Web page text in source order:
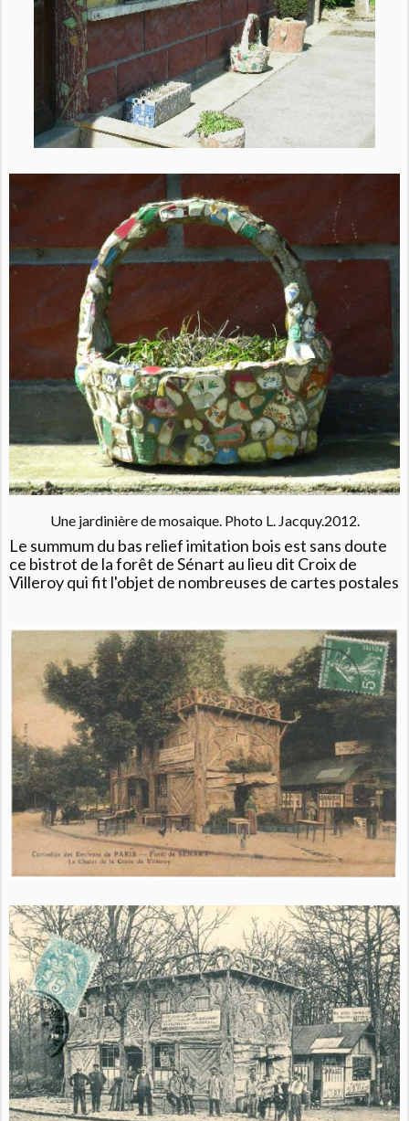
Une jardinière de mosaique. Photo L. Jacquy.2012.
Le summum du bas relief imitation bois est sans doute
ce bistrot de la forêt de Sénart au lieu dit Croix de
Villeroy qui fit l'objet de nombreuses de cartes postales